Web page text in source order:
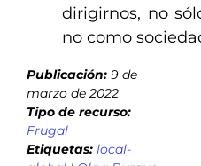
dirigirnos, no
no como
Publicación: 9 de
marzo de 2022
Tipo de recurso:
Frugal
Etiquetas: local-